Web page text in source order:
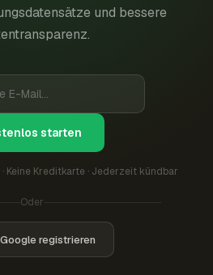
und bessere
starten
Keine Kreditkarte · Jederzeit kündbar
Oder
registrieren